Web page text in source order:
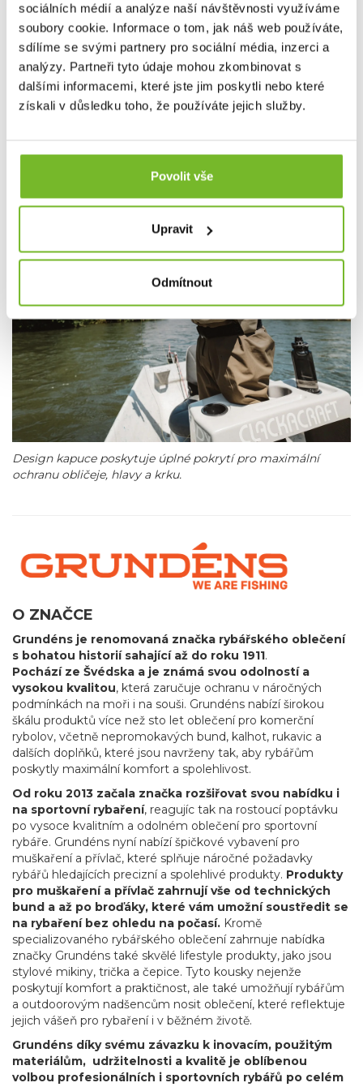
sociálních médií a analýze naší návštěvnosti využíváme
soubory cookie. Informace o tom, jak náš web používáte,
sdílíme se svými partnery pro sociální média, inzerci a
analýzy. Partneři tyto údaje mohou zkombinovat s
dalšími informacemi, které jste jim poskytli nebo které
získali v důsledku toho, že používáte jejich služby.
Povolit vše
Upravit
Odmítnout
Design kapuce poskytuje úplné pokrytí pro maximální
ochranu obličeje, hlavy a krku.
O ZNAČCE
Grundéns je renomovaná značka rybářského oblečení
s bohatou historií sahající až do roku 1911.
Pochází ze Švédska a je známá svou odolností a
vysokou kvalitou, která zaručuje ochranu v náročných
podmínkách na moři i na souši. Grundéns nabízí širokou
škálu produktů více než sto let oblečení pro komerční
rybolov, včetně nepromokavých bund, kalhot, rukavic a
dalších doplňků, které jsou navrženy tak, aby rybářům
poskytly maximální komfort a spolehlivost.
Od roku 2013 začala značka rozšiřovat svou nabídku i
na sportovní rybaření, reagujíc tak na rostoucí poptávku
po vysoce kvalitním a odolném oblečení pro sportovní
rybáře. Grundéns nyní nabízí špičkové vybavení pro
muškaření a přívlač, které splňuje náročné požadavky
rybářů hledajících precizní a spolehlivé produkty. Produkty
pro muškaření a přívlač zahrnují vše od technických
bund a až po broďáky, které vám umožní soustředit se
na rybaření bez ohledu na počasí. Kromě
specializovaného rybářského oblečení zahrnuje nabídka
značky Grundéns také skvělé lifestyle produkty, jako jsou
stylové mikiny, trička a čepice. Tyto kousky nejenže
poskytují komfort a praktičnost, ale také umožňují rybářům
a outdoorovým nadšencům nosit oblečení, které reflektuje
jejich vášeň pro rybaření i v běžném životě.
Grundéns díky svému závazku k inovacím, použitým
materiálům, udržitelnosti a kvalitě je oblíbenou
volbou profesionálních i sportovních rybářů po celém